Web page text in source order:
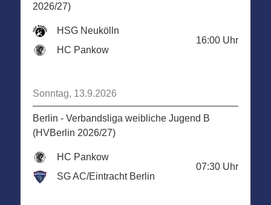
2026/27)
HSG Neukölln
HC Pankow
16:00 Uhr
Sonntag, 13.9.2026
Berlin - Verbandsliga weibliche Jugend B
(HVBerlin 2026/27)
HC Pankow
SG AC/Eintracht Berlin
07:30 Uhr